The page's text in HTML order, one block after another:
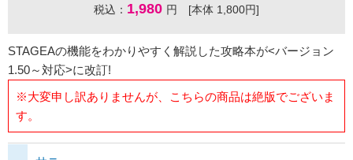
税込： 1,980 円 [本体 1,800円]
STAGEAの機能をわかりやすく解説した攻略本が<バージョン
1.50～対応>に改訂!
※大変申し訳ありませんが、こちらの商品は絶版でございま
す。